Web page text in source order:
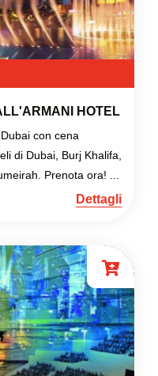
HOTEL
con cena
di Dubai, Burj Khalifa,
Prenota ora! ...
Dettagli